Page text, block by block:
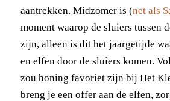
aantrekken. Midzomer is (net als
moment waarop de sluiers tussen
zijn, alleen is dit het jaargetijde
en elfen door de sluiers komen.
zou honing favoriet zijn bij Het
breng je een offer aan de elfen,